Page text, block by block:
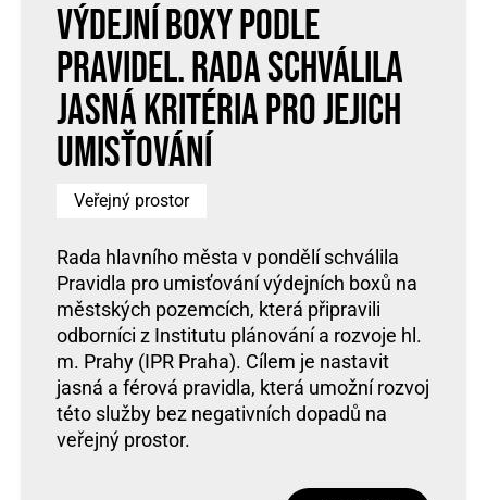
Výdejní boxy podle
pravidel. Rada schválila
jasná kritéria pro jejich
umisťování
Veřejný prostor
Rada hlavního města v pondělí schválila
Pravidla pro umisťování výdejních boxů na
městských pozemcích, která připravili
odborníci z Institutu plánování a rozvoje hl.
m. Prahy (IPR Praha). Cílem je nastavit
jasná a férová pravidla, která umožní rozvoj
této služby bez negativních dopadů na
veřejný prostor.